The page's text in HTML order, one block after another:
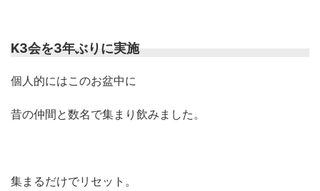
K3会を3年ぶりに実施
個人的にはこのお盆中に
昔の仲間と数名で集まり飲みました。
集まるだけでリセット。